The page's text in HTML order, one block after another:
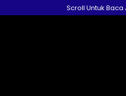
ke
Scroll Untuk Baca